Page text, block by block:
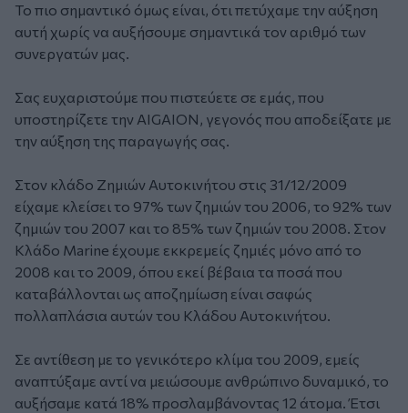
Το πιο σημαντικό όμως είναι, ότι πετύχαμε την αύξηση
αυτή χωρίς να αυξήσουμε σημαντικά τον αριθμό των
συνεργατών μας.
Σας ευχαριστούμε που πιστεύετε σε εμάς, που
υποστηρίζετε την AIGAION, γεγονός που αποδείξατε με
την αύξηση της παραγωγής σας.
Στον κλάδο Ζημιών Αυτοκινήτου στις 31/12/2009
είχαμε κλείσει το 97% των ζημιών του 2006, το 92% των
ζημιών του 2007 και το 85% των ζημιών του 2008. Στον
Κλάδο Marine έχουμε εκκρεμείς ζημιές μόνο από το
2008 και το 2009, όπου εκεί βέβαια τα ποσά που
καταβάλλονται ως αποζημίωση είναι σαφώς
πολλαπλάσια αυτών του Κλάδου Αυτοκινήτου.
Σε αντίθεση με το γενικότερο κλίμα του 2009, εμείς
αναπτύξαμε αντί να μειώσουμε ανθρώπινο δυναμικό, το
αυξήσαμε κατά 18% προσλαμβάνοντας 12 άτομα. Έτσι